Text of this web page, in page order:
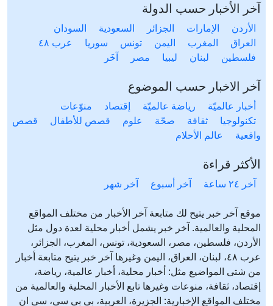
آخر الأخبار حسب الدولة
الأردن الإمارات الجزائر السعودية
السودان
العراق
المغرب اليمن تونس سوريا
عرب ٤٨
فلسطين
لبنان ليبيا مصر آخَر
آخر الاخبار حسب الموضوع
أخبار عالميّة رياضة عالميّة إقتصاد
منوّعات
تكنولوجيا
ثقافة صحّة علوم قصص للأطفال
قصص
واقعية
عالم الأحلام
الأكثر قراءة
آخر ٢٤ ساعة آخر أسبوع آخر شهر
موقع آخر خبر يتيح لك متابعة آخر الأخبار من مختلف المواقع
المحلية والعالمية. آخر خبر يشمل أخبار محلية لعدة دول مثل
الأردن، فلسطين، مصر، السعودية، تونس، المغرب، الجزائر،
عرب ٤٨، لبنان، العراق، اليمن وغيرها آخر خبر يتيح متابعة أخبار
من شتى المواضيع مثل: أخبار محلية، أخبار عالمية، رياضة،
إقتصاد، ثقافة، منوعات وغيرها تابع الأخبار المحلية والعالمية من
مختلف المواقع الإخبارية: الجزيرة، العربية، بي بي سي، سي ان